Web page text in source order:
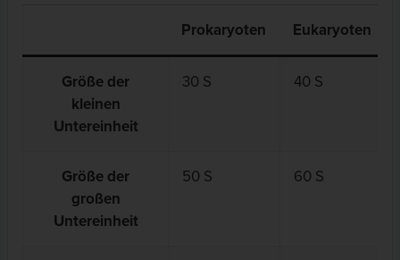
Prokaryoten Eukaryoten
Größe der
kleinen
Untereinheit
30 S 40 S
Größe der
großen
Untereinheit
50 S 60 S